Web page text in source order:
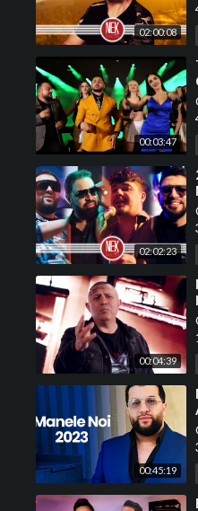
02:00:08
00:03:47
02:02:23
00:04:39
00:45:19